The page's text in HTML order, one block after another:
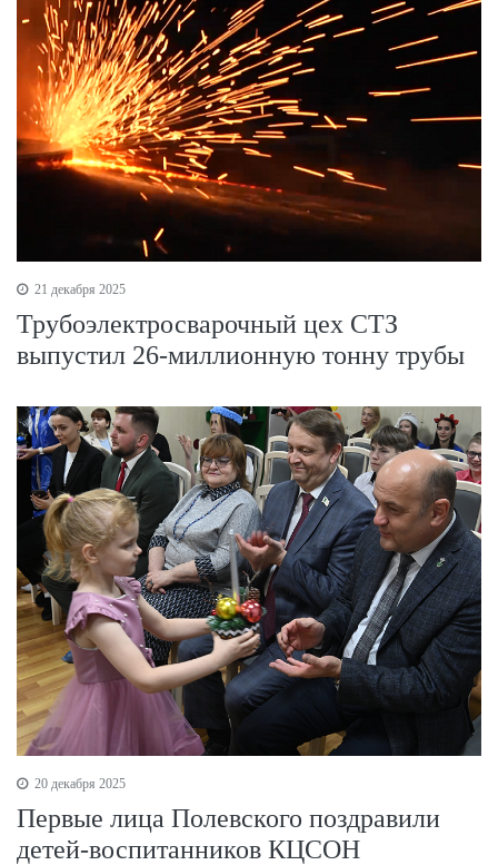
21 декабря 2025
Трубоэлектросварочный цех СТЗ
выпустил 26-миллионную тонну трубы
20 декабря 2025
Первые лица Полевского поздравили
детей-воспитанников КЦСОН